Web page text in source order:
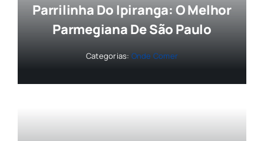
Parrilinha Do Ipiranga: O Melhor
Parmegiana De São Paulo
Categorias: Onde Comer